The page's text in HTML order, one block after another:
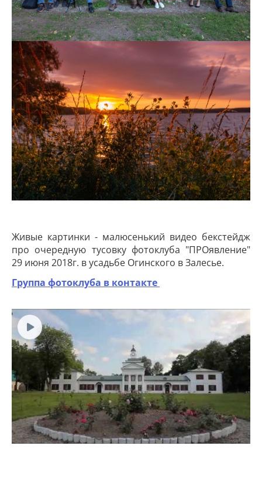
Живые картинки - малюсенький видео бекстейдж
про очередную тусовку фотоклуба "ПРОявление"
29 июня 2018г. в усадьбе Огинского в Залесье.
Группа фотоклуба в контакте